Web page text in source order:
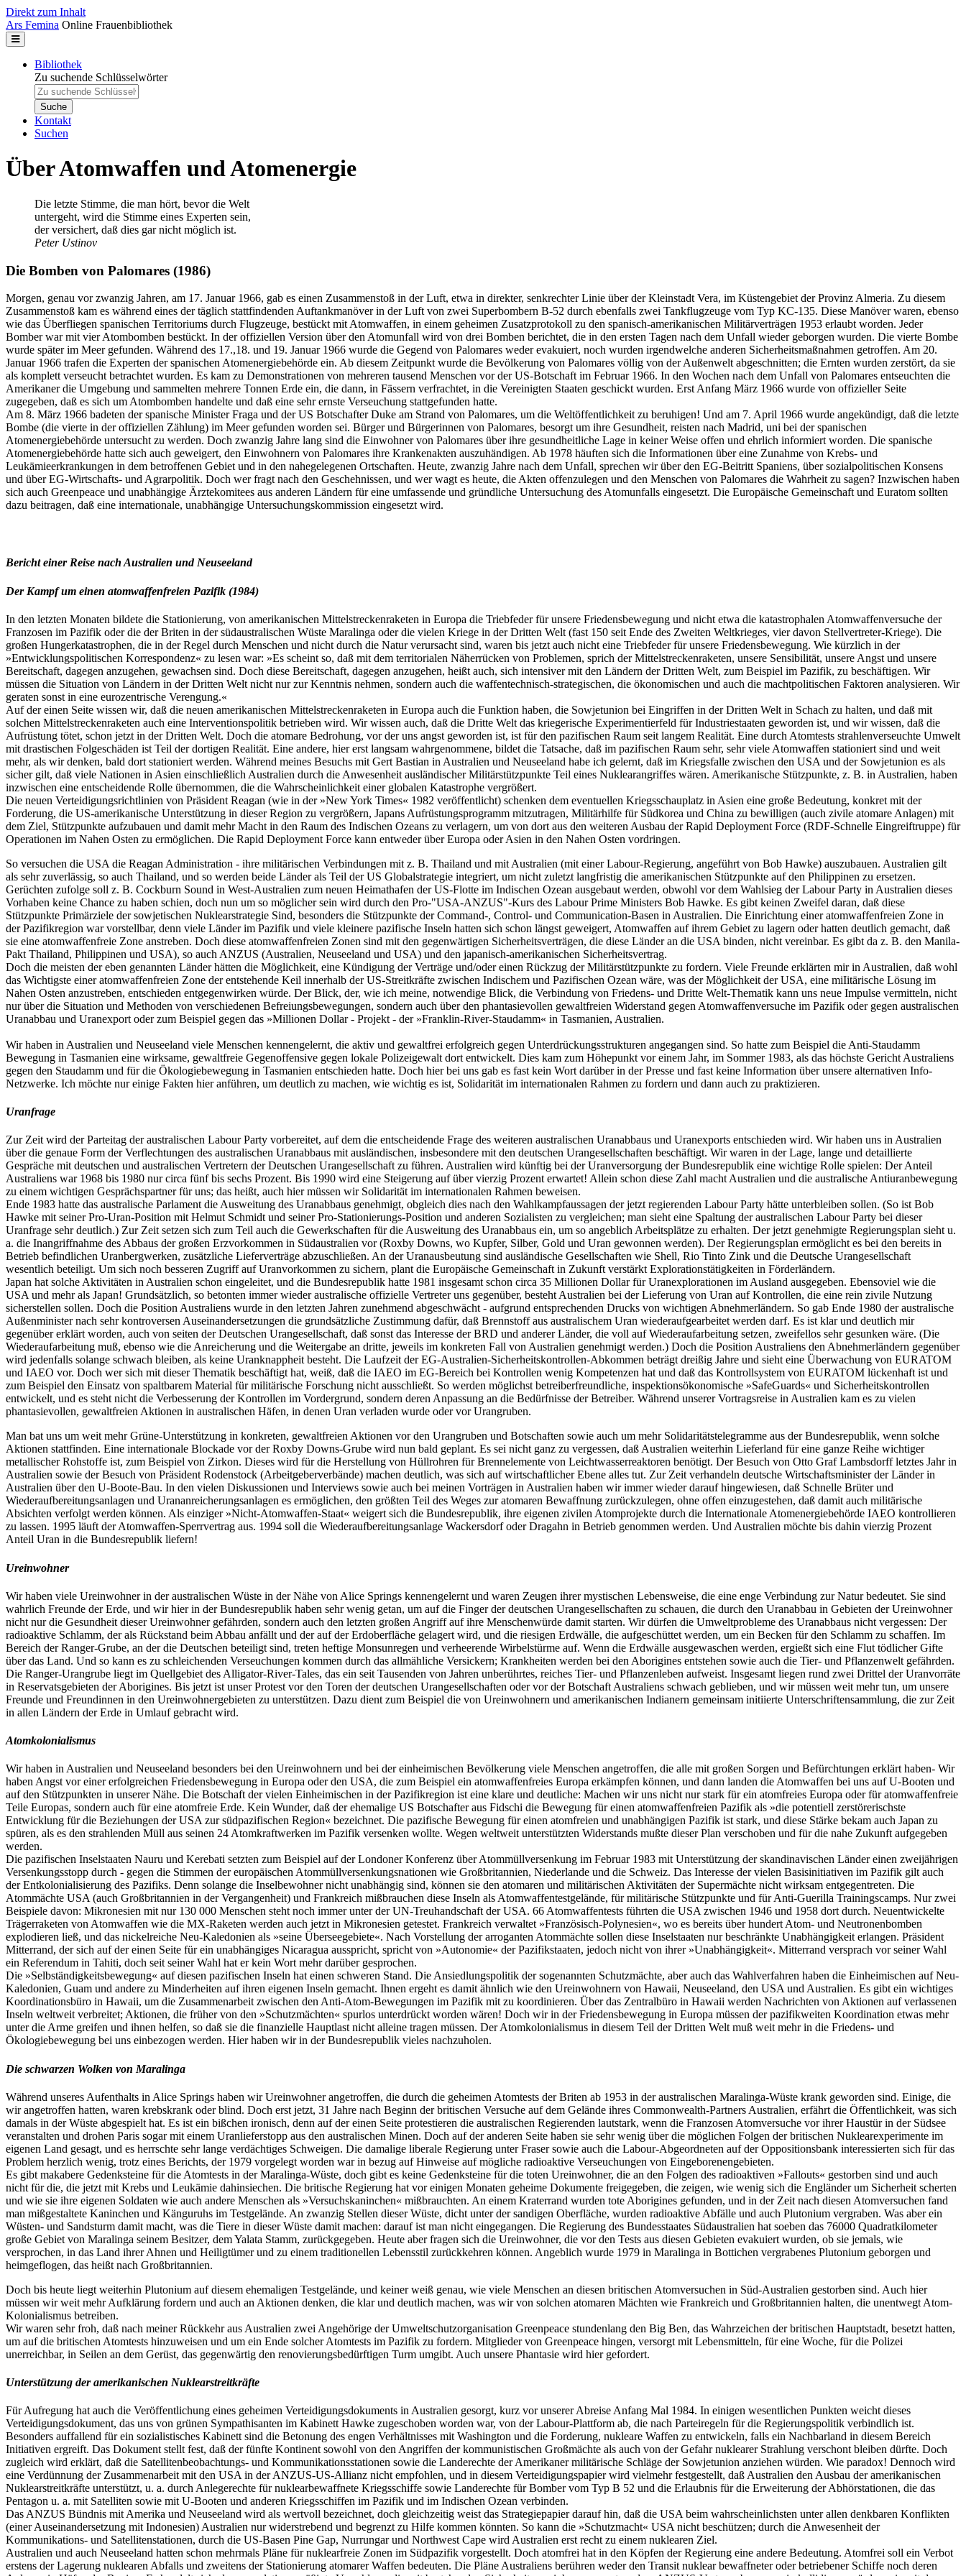
Direkt zum Inhalt
Ars Femina Online Frauenbibliothek
Bibliothek
Zu suchende Schlüsselwörter
Kontakt
Suchen
Über Atomwaffen und Atomenergie
Die letzte Stimme, die man hört, bevor die Welt
untergeht, wird die Stimme eines Experten sein,
der versichert, daß dies gar nicht möglich ist.
Peter Ustinov
Die Bomben von Palomares (1986)
Morgen, genau vor zwanzig Jahren, am 17. Januar 1966, gab es einen Zusammenstoß in der Luft, etwa in direkter, senkrechter Linie über der Kleinstadt Vera, im Küstengebiet der Provinz Almeria. Zu diesem
Zusammenstoß kam es während eines der täglich stattfindenden Auftankmanöver in der Luft von zwei Superbombern B-52 durch ebenfalls zwei Tankflugzeuge vom Typ KC-135. Diese Manöver waren, ebenso
wie das Überfliegen spanischen Territoriums durch Flugzeuge, bestückt mit Atomwaffen, in einem geheimen Zusatzprotokoll zu den spanisch-amerikanischen Militärverträgen 1953 erlaubt worden. Jeder
Bomber war mit vier Atombomben bestückt. In der offiziellen Version über den Atomunfall wird von drei Bomben berichtet, die in den ersten Tagen nach dem Unfall wieder geborgen wurden. Die vierte Bombe
wurde später im Meer gefunden. Während des 17.,18. und 19. Januar 1966 wurde die Gegend von Palomares weder evakuiert, noch wurden irgendwelche anderen Sicherheitsmaßnahmen getroffen. Am 20.
Januar 1966 trafen die Experten der spanischen Atomenergiebehörde ein. Ab diesem Zeitpunkt wurde die Bevölkerung von Palomares völlig von der Außenwelt abgeschnitten; die Ernten wurden zerstört, da sie
als komplett verseucht betrachtet wurden. Es kam zu Demonstrationen von mehreren tausend Menschen vor der US-Botschaft im Februar 1966. In den Wochen nach dem Unfall von Palomares entseuchten die
Amerikaner die Umgebung und sammelten mehrere Tonnen Erde ein, die dann, in Fässern verfrachtet, in die Vereinigten Staaten geschickt wurden. Erst Anfang März 1966 wurde von offizieller Seite
zugegeben, daß es sich um Atombomben handelte und daß eine sehr ernste Verseuchung stattgefunden hatte.
Am 8. März 1966 badeten der spanische Minister Fraga und der US Botschafter Duke am Strand von Palomares, um die Weltöffentlichkeit zu beruhigen! Und am 7. April 1966 wurde angekündigt, daß die letzte
Bombe (die vierte in der offiziellen Zählung) im Meer gefunden worden sei. Bürger und Bürgerinnen von Palomares, besorgt um ihre Gesundheit, reisten nach Madrid, uni bei der spanischen
Atomenergiebehörde untersucht zu werden. Doch zwanzig Jahre lang sind die Einwohner von Palomares über ihre gesundheitliche Lage in keiner Weise offen und ehrlich informiert worden. Die spanische
Atomenergiebehörde hatte sich auch geweigert, den Einwohnern von Palomares ihre Krankenakten auszuhändigen. Ab 1978 häuften sich die Informationen über eine Zunahme von Krebs- und
Leukämieerkrankungen in dem betroffenen Gebiet und in den nahegelegenen Ortschaften. Heute, zwanzig Jahre nach dem Unfall, sprechen wir über den EG-Beitritt Spaniens, über sozialpolitischen Konsens
und über EG-Wirtschafts- und Agrarpolitik. Doch wer fragt nach den Geschehnissen, und wer wagt es heute, die Akten offenzulegen und den Menschen von Palomares die Wahrheit zu sagen? Inzwischen haben
sich auch Greenpeace und unabhängige Ärztekomitees aus anderen Ländern für eine umfassende und gründliche Untersuchung des Atomunfalls eingesetzt. Die Europäische Gemeinschaft und Euratom sollten
dazu beitragen, daß eine internationale, unabhängige Untersuchungskommission eingesetzt wird.
Bericht einer Reise nach Australien und Neuseeland
Der Kampf um einen atomwaffenfreien Pazifik (1984)
In den letzten Monaten bildete die Stationierung, von amerikanischen Mittelstreckenraketen in Europa die Triebfeder für unsere Friedensbewegung und nicht etwa die katastrophalen Atomwaffenversuche der
Franzosen im Pazifik oder die der Briten in der südaustralischen Wüste Maralinga oder die vielen Kriege in der Dritten Welt (fast 150 seit Ende des Zweiten Weltkrieges, vier davon Stellvertreter-Kriege). Die
großen Hungerkatastrophen, die in der Regel durch Menschen und nicht durch die Natur verursacht sind, waren bis jetzt auch nicht eine Triebfeder für unsere Friedensbewegung. Wie kürzlich in der
»Entwicklungspolitischen Korrespondenz« zu lesen war: »Es scheint so, daß mit dem territorialen Näherrücken von Problemen, sprich der Mittelstreckenraketen, unsere Sensibilität, unsere Angst und unsere
Bereitschaft, dagegen anzugehen, gewachsen sind. Doch diese Bereitschaft, dagegen anzugehen, heißt auch, sich intensiver mit den Ländern der Dritten Welt, zum Beispiel im Pazifik, zu beschäftigen. Wir
müssen die Situation von Ländern in der Dritten Welt nicht nur zur Kenntnis nehmen, sondern auch die waffentechnisch-strategischen, die ökonomischen und auch die machtpolitischen Faktoren analysieren. Wir
geraten sonst in eine eurozentrische Verengung.«
Auf der einen Seite wissen wir, daß die neuen amerikanischen Mittelstreckenraketen in Europa auch die Funktion haben, die Sowjetunion bei Eingriffen in der Dritten Welt in Schach zu halten, und daß mit
solchen Mittelstreckenraketen auch eine Interventionspolitik betrieben wird. Wir wissen auch, daß die Dritte Welt das kriegerische Experimentierfeld für Industriestaaten geworden ist, und wir wissen, daß die
Aufrüstung tötet, schon jetzt in der Dritten Welt. Doch die atomare Bedrohung, vor der uns angst geworden ist, ist für den pazifischen Raum seit langem Realität. Eine durch Atomtests strahlenverseuchte Umwelt
mit drastischen Folgeschäden ist Teil der dortigen Realität. Eine andere, hier erst langsam wahrgenommene, bildet die Tatsache, daß im pazifischen Raum sehr, sehr viele Atomwaffen stationiert sind und weit
mehr, als wir denken, bald dort stationiert werden. Während meines Besuchs mit Gert Bastian in Australien und Neuseeland habe ich gelernt, daß im Kriegsfalle zwischen den USA und der Sowjetunion es als
sicher gilt, daß viele Nationen in Asien einschließlich Australien durch die Anwesenheit ausländischer Militärstützpunkte Teil eines Nuklearangriffes wären. Amerikanische Stützpunkte, z. B. in Australien, haben
inzwischen eine entscheidende Rolle übernommen, die die Wahrscheinlichkeit einer globalen Katastrophe vergrößert.
Die neuen Verteidigungsrichtlinien von Präsident Reagan (wie in der »New York Times« 1982 veröffentlicht) schenken dem eventuellen Kriegsschauplatz in Asien eine große Bedeutung, konkret mit der
Forderung, die US-amerikanische Unterstützung in dieser Region zu vergrößern, Japans Aufrüstungsprogramm mitzutragen, Militärhilfe für Südkorea und China zu bewilligen (auch zivile atomare Anlagen) mit
dem Ziel, Stützpunkte aufzubauen und damit mehr Macht in den Raum des Indischen Ozeans zu verlagern, um von dort aus den weiteren Ausbau der Rapid Deployment Force (RDF-Schnelle Eingreiftruppe) für
Operationen im Nahen Osten zu ermöglichen. Die Rapid Deployment Force kann entweder über Europa oder Asien in den Nahen Osten vordringen.
So versuchen die USA die Reagan Administration - ihre militärischen Verbindungen mit z. B. Thailand und mit Australien (mit einer Labour-Regierung, angeführt von Bob Hawke) auszubauen. Australien gilt
als sehr zuverlässig, so auch Thailand, und so werden beide Länder als Teil der US Globalstrategie integriert, um nicht zuletzt langfristig die amerikanischen Stützpunkte auf den Philippinen zu ersetzen.
Gerüchten zufolge soll z. B. Cockburn Sound in West-Australien zum neuen Heimathafen der US-Flotte im Indischen Ozean ausgebaut werden, obwohl vor dem Wahlsieg der Labour Party in Australien dieses
Vorhaben keine Chance zu haben schien, doch nun um so möglicher sein wird durch den Pro-"USA-ANZUS"-Kurs des Labour Prime Ministers Bob Hawke. Es gibt keinen Zweifel daran, daß diese
Stützpunkte Primärziele der sowjetischen Nuklearstrategie Sind, besonders die Stützpunkte der Command-, Control- und Communication-Basen in Australien. Die Einrichtung einer atomwaffenfreien Zone in
der Pazifikregion war vorstellbar, denn viele Länder im Pazifik und viele kleinere pazifische Inseln hatten sich schon längst geweigert, Atomwaffen auf ihrem Gebiet zu lagern oder hatten deutlich gemacht, daß
sie eine atomwaffenfreie Zone anstreben. Doch diese atomwaffenfreien Zonen sind mit den gegenwärtigen Sicherheitsverträgen, die diese Länder an die USA binden, nicht vereinbar. Es gibt da z. B. den Manila-
Pakt Thailand, Philippinen und USA), so auch ANZUS (Australien, Neuseeland und USA) und den japanisch-amerikanischen Sicherheitsvertrag.
Doch die meisten der eben genannten Länder hätten die Möglichkeit, eine Kündigung der Verträge und/oder einen Rückzug der Militärstützpunkte zu fordern. Viele Freunde erklärten mir in Australien, daß wohl
das Wichtigste einer atomwaffenfreien Zone der entstehende Keil innerhalb der US-Streitkräfte zwischen Indischem und Pazifischen Ozean wäre, was der Möglichkeit der USA, eine miIitärische Lösung im
Nahen Osten anzustreben, entschieden entgegenwirken würde. Der Blick, der, wie ich meine, notwendige Blick, die Verbindung von Friedens- und Dritte Welt-Thematik kann uns neue Impulse vermitteln, nicht
nur über die Situation und Methoden von verschiedenen Befreiungsbewegungen, sondern auch über den phantasievollen gewaltfreien Widerstand gegen Atomwaffenversuche im Pazifik oder gegen australischen
Uranabbau und Uranexport oder zum Beispiel gegen das »Millionen Dollar - Projekt - der »Franklin-River-Staudamm« in Tasmanien, Australien.
Wir haben in Australien und Neuseeland viele Menschen kennengelernt, die aktiv und gewaltfrei erfolgreich gegen Unterdrückungsstrukturen angegangen sind. So hatte zum Beispiel die Anti-Staudamm
Bewegung in Tasmanien eine wirksame, gewaltfreie Gegenoffensive gegen lokale Polizeigewalt dort entwickelt. Dies kam zum Höhepunkt vor einem Jahr, im Sommer 1983, als das höchste Gericht Australiens
gegen den Staudamm und für die Ökologiebewegung in Tasmanien entschieden hatte. Doch hier bei uns gab es fast kein Wort darüber in der Presse und fast keine Information über unsere alternativen Info-
Netzwerke. Ich möchte nur einige Fakten hier anführen, um deutlich zu machen, wie wichtig es ist, Solidarität im internationalen Rahmen zu fordern und dann auch zu praktizieren.
Uranfrage
Zur Zeit wird der Parteitag der australischen Labour Party vorbereitet, auf dem die entscheidende Frage des weiteren australischen Uranabbaus und Uranexports entschieden wird. Wir haben uns in Australien
über die genaue Form der Verflechtungen des australischen Uranabbaus mit ausländischen, insbesondere mit den deutschen Urangesellschaften beschäftigt. Wir waren in der Lage, lange und detaillierte
Gespräche mit deutschen und australischen Vertretern der Deutschen Urangesellschaft zu führen. Australien wird künftig bei der Uranversorgung der Bundesrepublik eine wichtige Rolle spielen: Der Anteil
Australiens war 1968 bis 1980 nur circa fünf bis sechs Prozent. Bis 1990 wird eine Steigerung auf über vierzig Prozent erwartet! Allein schon diese Zahl macht Australien und die australische Antiuranbewegung
zu einem wichtigen Gesprächspartner für uns; das heißt, auch hier müssen wir Solidarität im internationalen Rahmen beweisen.
Ende 1983 hatte das australische Parlament die Ausweitung des Uranabbaus genehmigt, obgleich dies nach den Wahlkampfaussagen der jetzt regierenden Labour Party hätte unterbleiben sollen. (So ist Bob
Hawke mit seiner Pro-Uran-Position mit Helmut Schmidt und seiner Pro-Stationierungs-Position und anderen Sozialisten zu vergleichen; man sieht eine Spaltung der australischen Labour Party bei dieser
Uranfrage sehr deutlich.) Zur Zeit setzen sich zum Teil auch die Gewerkschaften für die Ausweitung des Uranabbaus ein, um so angeblich Arbeitsplätze zu erhalten. Der jetzt genehmigte Regierungsplan sieht u.
a. die Inangriffnahme des Abbaus der großen Erzvorkommen in Südaustralien vor (Roxby Downs, wo Kupfer, Silber, Gold und Uran gewonnen werden). Der Regierungsplan ermöglicht es bei den bereits in
Betrieb befindlichen Uranbergwerken, zusätzliche Lieferverträge abzuschließen. An der Uranausbeutung sind ausländische Gesellschaften wie Shell, Rio Tinto Zink und die Deutsche Urangesellschaft
wesentlich beteiligt. Um sich noch besseren Zugriff auf Uranvorkommen zu sichern, plant die Europäische Gemeinschaft in Zukunft verstärkt Explorationstätigkeiten in Förderländern.
Japan hat solche Aktivitäten in Australien schon eingeleitet, und die Bundesrepublik hatte 1981 insgesamt schon circa 35 Millionen Dollar für Uranexplorationen im Ausland ausgegeben. Ebensoviel wie die
USA und mehr als Japan! Grundsätzlich, so betonten immer wieder australische offizielle Vertreter uns gegenüber, besteht Australien bei der Lieferung von Uran auf Kontrollen, die eine rein zivile Nutzung
sicherstellen sollen. Doch die Position Australiens wurde in den letzten Jahren zunehmend abgeschwächt - aufgrund entsprechenden Drucks von wichtigen Abnehmerländern. So gab Ende 1980 der australische
Außenminister nach sehr kontroversen Auseinandersetzungen die grundsätzliche Zustimmung dafür, daß Brennstoff aus australischem Uran wiederaufgearbeitet werden darf. Es ist klar und deutlich mir
gegenüber erklärt worden, auch von seiten der Deutschen Urangesellschaft, daß sonst das Interesse der BRD und anderer Länder, die voll auf Wiederaufarbeitung setzen, zweifellos sehr gesunken wäre. (Die
Wiederaufarbeitung muß, ebenso wie die Anreicherung und die Weitergabe an dritte, jeweils im konkreten Fall von Australien genehmigt werden.) Doch die Position Australiens den Abnehmerländern gegenüber
wird jedenfalls solange schwach bleiben, als keine Uranknappheit besteht. Die Laufzeit der EG-Australien-Sicherheitskontrollen-Abkommen beträgt dreißig Jahre und sieht eine Überwachung von EURATOM
und IAEO vor. Doch wer sich mit dieser Thematik beschäftigt hat, weiß, daß die IAEO im EG-Bereich bei Kontrollen wenig Kompetenzen hat und daß das Kontrollsystem von EURATOM lückenhaft ist und
zum Beispiel den Einsatz von spaltbarem Material für militärische Forschung nicht ausschließt. So werden möglichst betreiberfreundliche, inspektionsökonomische »SafeGuards« und Sicherheitskontrollen
entwickelt, und es steht nicht die Verbesserung der Kontrollen im Vordergrund, sondern deren Anpassung an die Bedürfnisse der Betreiber. Während unserer Vortragsreise in Australien kam es zu vielen
phantasievollen, gewaltfreien Aktionen in australischen Häfen, in denen Uran verladen wurde oder vor Urangruben.
Man bat uns um weit mehr Grüne-Unterstützung in konkreten, gewaltfreien Aktionen vor den Urangruben und Botschaften sowie auch um mehr Solidaritätstelegramme aus der Bundesrepublik, wenn solche
Aktionen stattfinden. Eine internationale Blockade vor der Roxby Downs-Grube wird nun bald geplant. Es sei nicht ganz zu vergessen, daß Australien weiterhin Lieferland für eine ganze Reihe wichtiger
metallischer Rohstoffe ist, zum Beispiel von Zirkon. Dieses wird für die Herstellung von Hüllrohren für Brennelemente von Leichtwasserreaktoren benötigt. Der Besuch von Otto Graf Lambsdorff letztes Jahr in
Australien sowie der Besuch von Präsident Rodenstock (Arbeitgeberverbände) machen deutlich, was sich auf wirtschaftlicher Ebene alles tut. Zur Zeit verhandeln deutsche Wirtschaftsminister der Länder in
Australien über den U-Boote-Bau. In den vielen Diskussionen und Interviews sowie auch bei meinen Vorträgen in Australien haben wir immer wieder darauf hingewiesen, daß Schnelle Brüter und
Wiederaufbereitungsanlagen und Urananreicherungsanlagen es ermöglichen, den größten Teil des Weges zur atomaren Bewaffnung zurückzulegen, ohne offen einzugestehen, daß damit auch militärische
Absichten verfolgt werden können. Als einziger »Nicht-Atomwaffen-Staat« weigert sich die Bundesrepublik, ihre eigenen zivilen Atomprojekte durch die Internationale Atomenergiebehörde IAEO kontrollieren
zu lassen. 1995 läuft der Atomwaffen-Sperrvertrag aus. 1994 soll die Wiederaufbereitungsanlage Wackersdorf oder Dragahn in Betrieb genommen werden. Und Australien möchte bis dahin vierzig Prozent
Anteil Uran in die Bundesrepublik liefern!
Ureinwohner
Wir haben viele Ureinwohner in der australischen Wüste in der Nähe von Alice Springs kennengelernt und waren Zeugen ihrer mystischen Lebensweise, die eine enge Verbindung zur Natur bedeutet. Sie sind
wahrlich Freunde der Erde, und wir hier in der Bundesrepublik haben sehr wenig getan, um auf die Finger der deutschen Urangesellschaften zu schauen, die durch den Uranabbau in Gebieten der Ureinwohner
nicht nur die Gesundheit dieser Ureinwohner gefährden, sondern auch den letzten großen Angriff auf ihre Menschenwürde damit starten. Wir dürfen die Umweltprobleme des Uranabbaus nicht vergessen: Der
radioaktive Schlamm, der als Rückstand beim Abbau anfällt und der auf der Erdoberfläche gelagert wird, und die riesigen Erdwälle, die aufgeschüttet werden, um ein Becken für den Schlamm zu schaffen. Im
Bereich der Ranger-Grube, an der die Deutschen beteiligt sind, treten heftige Monsunregen und verheerende Wirbelstürme auf. Wenn die Erdwälle ausgewaschen werden, ergießt sich eine Flut tödlicher Gifte
über das Land. Und so kann es zu schleichenden Verseuchungen kommen durch das allmähliche Versickern; Krankheiten werden bei den Aborigines entstehen sowie auch die Tier- und Pflanzenwelt gefährden.
Die Ranger-Urangrube liegt im Quellgebiet des Alligator-River-Tales, das ein seit Tausenden von Jahren unberührtes, reiches Tier- und Pflanzenleben aufweist. Insgesamt liegen rund zwei Drittel der Uranvorräte
in Reservatsgebieten der Aborigines. Bis jetzt ist unser Protest vor den Toren der deutschen Urangesellschaften oder vor der Botschaft Australiens schwach geblieben, und wir müssen weit mehr tun, um unsere
Freunde und Freundinnen in den Ureinwohnergebieten zu unterstützen. Dazu dient zum Beispiel die von Ureinwohnern und amerikanischen Indianern gemeinsam initiierte Unterschriftensammlung, die zur Zeit
in allen Ländern der Erde in Umlauf gebracht wird.
Atomkolonialismus
Wir haben in Australien und Neuseeland besonders bei den Ureinwohnern und bei der einheimischen Bevölkerung viele Menschen angetroffen, die alle mit großen Sorgen und Befürchtungen erklärt haben- Wir
haben Angst vor einer erfolgreichen Friedensbewegung in Europa oder den USA, die zum Beispiel ein atomwaffenfreies Europa erkämpfen können, und dann landen die Atomwaffen bei uns auf U-Booten und
auf den Stützpunkten in unserer Nähe. Die Botschaft der vielen Einheimischen in der Pazifikregion ist eine klare und deutliche: Machen wir uns nicht nur stark für ein atomfreies Europa oder für atomwaffenfreie
Teile Europas, sondern auch für eine atomfreie Erde. Kein Wunder, daß der ehemalige US Botschafter aus Fidschi die Bewegung für einen atomwaffenfreien Pazifik als »die potentiell zerstörerischste
Entwicklung für die Beziehungen der USA zur südpazifischen Region« bezeichnet. Die pazifische Bewegung für einen atomfreien und unabhängigen Pazifik ist stark, und diese Stärke bekam auch Japan zu
spüren, als es den strahlenden Müll aus seinen 24 Atomkraftwerken im Pazifik versenken wollte. Wegen weltweit unterstützten Widerstands mußte dieser Plan verschoben und für die nahe Zukunft aufgegeben
werden.
Die pazifischen Inselstaaten Nauru und Kerebati setzten zum Beispiel auf der Londoner Konferenz über Atommüllversenkung im Februar 1983 mit Unterstützung der skandinavischen Länder einen zweijährigen
Versenkungsstopp durch - gegen die Stimmen der europäischen Atommüllversenkungsnationen wie Großbritannien, Niederlande und die Schweiz. Das Interesse der vielen Basisinitiativen im Pazifik gilt auch
der Entkolonialisierung des Pazifiks. Denn solange die Inselbewohner nicht unabhängig sind, können sie den atomaren und militärischen Aktivitäten der Supermächte nicht wirksam entgegentreten. Die
Atommächte USA (auch Großbritannien in der Vergangenheit) und Frankreich mißbrauchen diese Inseln als Atomwaffentestgelände, für militärische Stützpunkte und für Anti-Guerilla Trainingscamps. Nur zwei
Beispiele davon: Mikronesien mit nur 130 000 Menschen steht noch immer unter der UN-Treuhandschaft der USA. 66 Atomwaffentests führten die USA zwischen 1946 und 1958 dort durch. Neuentwickelte
Trägerraketen von Atomwaffen wie die MX-Raketen werden auch jetzt in Mikronesien getestet. Frankreich verwaltet »Französisch-Polynesien«, wo es bereits über hundert Atom- und Neutronenbomben
explodieren ließ, und das nickelreiche Neu-Kaledonien als »seine Überseegebiete«. Nach Vorstellung der arroganten Atommächte sollen diese Inselstaaten nur beschränkte Unabhängigkeit erlangen. Präsident
Mitterrand, der sich auf der einen Seite für ein unabhängiges Nicaragua ausspricht, spricht von »Autonomie« der Pazifikstaaten, jedoch nicht von ihrer »Unabhängigkeit«. Mitterrand versprach vor seiner Wahl
ein Referendum in Tahiti, doch seit seiner Wahl hat er kein Wort mehr darüber gesprochen.
Die »Selbständigkeitsbewegung« auf diesen pazifischen Inseln hat einen schweren Stand. Die Ansiedlungspolitik der sogenannten Schutzmächte, aber auch das Wahlverfahren haben die Einheimischen auf Neu-
Kaledonien, Guam und andere zu Minderheiten auf ihren eigenen Inseln gemacht. Ihnen ergeht es damit ähnlich wie den Ureinwohnern von Hawaii, Neuseeland, den USA und Australien. Es gibt ein wichtiges
Koordinationsbüro in Hawaii, um die Zusammenarbeit zwischen den Anti-Atom-Bewegungen im Pazifik mit zu koordinieren. Über das Zentralbüro in Hawaii werden Nachrichten von Aktionen auf verlassenen
Inseln weltweit verbreitet; Aktionen, die früher von den »Schutzmächten« spurlos unterdrückt worden wären! Doch wir in der Friedensbewegung in Europa müssen der pazifikweiten Koordination etwas mehr
unter die Arme greifen und ihnen helfen, so daß sie die finanzielle Hauptlast nicht alleine tragen müssen. Der Atomkolonialismus in diesem Teil der Dritten Welt muß weit mehr in die Friedens- und
Ökologiebewegung bei uns einbezogen werden. Hier haben wir in der Bundesrepublik vieles nachzuholen.
Die schwarzen Wolken von Maralinga
Während unseres Aufenthalts in Alice Springs haben wir Ureinwohner angetroffen, die durch die geheimen Atomtests der Briten ab 1953 in der australischen Maralinga-Wüste krank geworden sind. Einige, die
wir angetroffen hatten, waren krebskrank oder blind. Doch erst jetzt, 31 Jahre nach Beginn der britischen Versuche auf dem Gelände ihres Commonwealth-Partners Australien, erfährt die Öffentlichkeit, was sich
damals in der Wüste abgespielt hat. Es ist ein bißchen ironisch, denn auf der einen Seite protestieren die australischen Regierenden lautstark, wenn die Franzosen Atomversuche vor ihrer Haustür in der Südsee
veranstalten und drohen Paris sogar mit einem Uranlieferstopp aus den australischen Minen. Doch auf der anderen Seite haben sie sehr wenig über die möglichen Folgen der britischen Nuklearexperimente im
eigenen Land gesagt, und es herrschte sehr lange verdächtiges Schweigen. Die damalige liberale Regierung unter Fraser sowie auch die Labour-Abgeordneten auf der Oppositionsbank interessierten sich für das
Problem herzlich wenig, trotz eines Berichts, der 1979 vorgelegt worden war in bezug auf Hinweise auf mögliche radioaktive Verseuchungen von Eingeborenengebieten.
Es gibt makabere Gedenksteine für die Atomtests in der Maralinga-Wüste, doch gibt es keine Gedenksteine für die toten Ureinwohner, die an den Folgen des radioaktiven »Fallouts« gestorben sind und auch
nicht für die, die jetzt mit Krebs und Leukämie dahinsiechen. Die britische Regierung hat vor einigen Monaten geheime Dokumente freigegeben, die zeigen, wie wenig sich die Engländer um Sicherheit scherten
und wie sie ihre eigenen Soldaten wie auch andere Menschen als »Versuchskaninchen« mißbrauchten. An einem Kraterrand wurden tote Aborigines gefunden, und in der Zeit nach diesen Atomversuchen fand
man mißgestaltete Kaninchen und Känguruhs im Testgelände. An zwanzig Stellen dieser Wüste, dicht unter der sandigen Oberfläche, wurden radioaktive Abfälle und auch Plutonium vergraben. Was aber ein
Wüsten- und Sandsturm damit macht, was die Tiere in dieser Wüste damit machen: darauf ist man nicht eingegangen. Die Regierung des Bundesstaates Südaustralien hat soeben das 76000 Quadratkilometer
große Gebiet von Maralinga seinem Besitzer, dem Yalata Stamm, zurückgegeben. Heute aber fragen sich die Ureinwohner, die vor den Tests aus diesen Gebieten evakuiert wurden, ob sie jemals, wie
versprochen, in das Land ihrer Ahnen und Heiligtümer und zu einem traditionellen Lebensstil zurückkehren können. Angeblich wurde 1979 in Maralinga in Bottichen vergrabenes Plutonium geborgen und
heimgeflogen, das heißt nach Großbritannien.
Doch bis heute liegt weiterhin Plutonium auf diesem ehemaligen Testgelände, und keiner weiß genau, wie viele Menschen an diesen britischen Atomversuchen in Süd-Australien gestorben sind. Auch hier
müssen wir weit mehr Aufklärung fordern und auch an Aktionen denken, die klar und deutlich machen, was wir von solchen atomaren Mächten wie Frankreich und Großbritannien halten, die unentwegt Atom-
Kolonialismus betreiben.
Wir waren sehr froh, daß nach meiner Rückkehr aus Australien zwei Angehörige der Umweltschutzorganisation Greenpeace stundenlang den Big Ben, das Wahrzeichen der britischen Hauptstadt, besetzt hatten,
um auf die britischen Atomtests hinzuweisen und um ein Ende solcher Atomtests im Pazifik zu fordern. Mitglieder von Greenpeace hingen, versorgt mit Lebensmitteln, für eine Woche, für die Polizei
unerreichbar, in Seilen an dem Gerüst, das gegenwärtig den renovierungsbedürftigen Turm umgibt. Auch unsere Phantasie wird hier gefordert.
Unterstützung der amerikanischen Nuklearstreitkräfte
Für Aufregung hat auch die Veröffentlichung eines geheimen Verteidigungsdokuments in Australien gesorgt, kurz vor unserer Abreise Anfang Mal 1984. In einigen wesentlichen Punkten weicht dieses
Verteidigungsdokument, das uns von grünen Sympathisanten im Kabinett Hawke zugeschoben worden war, von der Labour-Plattform ab, die nach Parteiregeln für die Regierungspolitik verbindlich ist.
Besonders auffallend für ein sozialistisches Kabinett sind die Betonung des engen Verhältnisses mit Washington und die Forderung, nukleare Waffen zu entwickeln, falls ein Nachbarland in diesem Bereich
Initiativen ergreift. Das Dokument stellt fest, daß der fünfte Kontinent sowohl von den Angriffen der kommunistischen Großmächte als auch von der Gefahr nuklearer Strahlung verschont bleiben dürfte. Doch
zugleich wird erklärt, daß die Satellitenbeobachtungs- und Kommunikationsstationen sowie die Landerechte der Amerikaner militärische Schläge der Sowjetunion anziehen würden. Wie paradox! Dennoch wird
eine Verdünnung der Zusammenarbeit mit den USA in der ANZUS-US-Allianz nicht empfohlen, und in diesem Verteidigungspapier wird vielmehr festgestellt, daß Australien den Ausbau der amerikanischen
Nuklearstreitkräfte unterstützt, u. a. durch Anlegerechte für nuklearbewaffnete Kriegsschiffe sowie Landerechte für Bomber vom Typ B 52 und die Erlaubnis für die Erweiterung der Abhörstationen, die das
Pentagon u. a. mit Satelliten sowie mit U-Booten und anderen Kriegsschiffen im Pazifik und im Indischen Ozean verbinden.
Das ANZUS Bündnis mit Amerika und Neuseeland wird als wertvoll bezeichnet, doch gleichzeitig weist das Strategiepapier darauf hin, daß die USA beim wahrscheinlichsten unter allen denkbaren Konflikten
(einer Auseinandersetzung mit Indonesien) Australien nur widerstrebend und begrenzt zu Hilfe kommen könnten. So kann die »Schutzmacht« USA nicht beschützen; durch die Anwesenheit der
Kommunikations- und Satellitenstationen, durch die US-Basen Pine Gap, Nurrungar und Northwest Cape wird Australien erst recht zu einem nuklearen Ziel.
Australien und auch Neuseeland hatten schon mehrmals Pläne für nuklearfreie Zonen im Südpazifik vorgestellt. Doch atomfrei hat in den Köpfen der Regierung eine andere Bedeutung. Atomfrei soll ein Verbot
erstens der Lagerung nuklearen Abfalls und zweitens der Stationierung atomarer Waffen bedeuten. Die Pläne Australiens berühren weder den Transit nuklear bewaffneter oder betriebener Schiffe noch deren